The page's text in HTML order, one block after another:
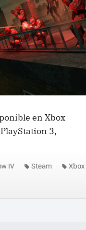
en Xbox
3,
IV Steam Xbox